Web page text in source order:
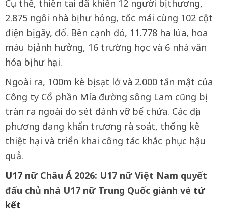
Cụ thể, thiên tai đã khiến 12 người bị thương,
2.875 ngôi nhà bị hư hỏng, tốc mái cùng 102 cột
điện bị gãy, đổ. Bên cạnh đó, 11.778 ha lúa, hoa
màu bị ảnh hưởng, 16 trường học và 6 nhà văn
hóa bị hư hại.
Ngoài ra, 100m kè bị sạt lở và 2.000 tấn mật của
Công ty Cổ phần Mía đường sông Lam cũng bị
tràn ra ngoài do sét đánh vỡ bể chứa. Các địa
phương đang khẩn trương rà soát, thống kê
thiệt hại và triển khai công tác khắc phục hậu
quả.
U17 nữ Châu Á 2026: U17 nữ Việt Nam quyết
đấu chủ nhà U17 nữ Trung Quốc giành vé tứ
kết